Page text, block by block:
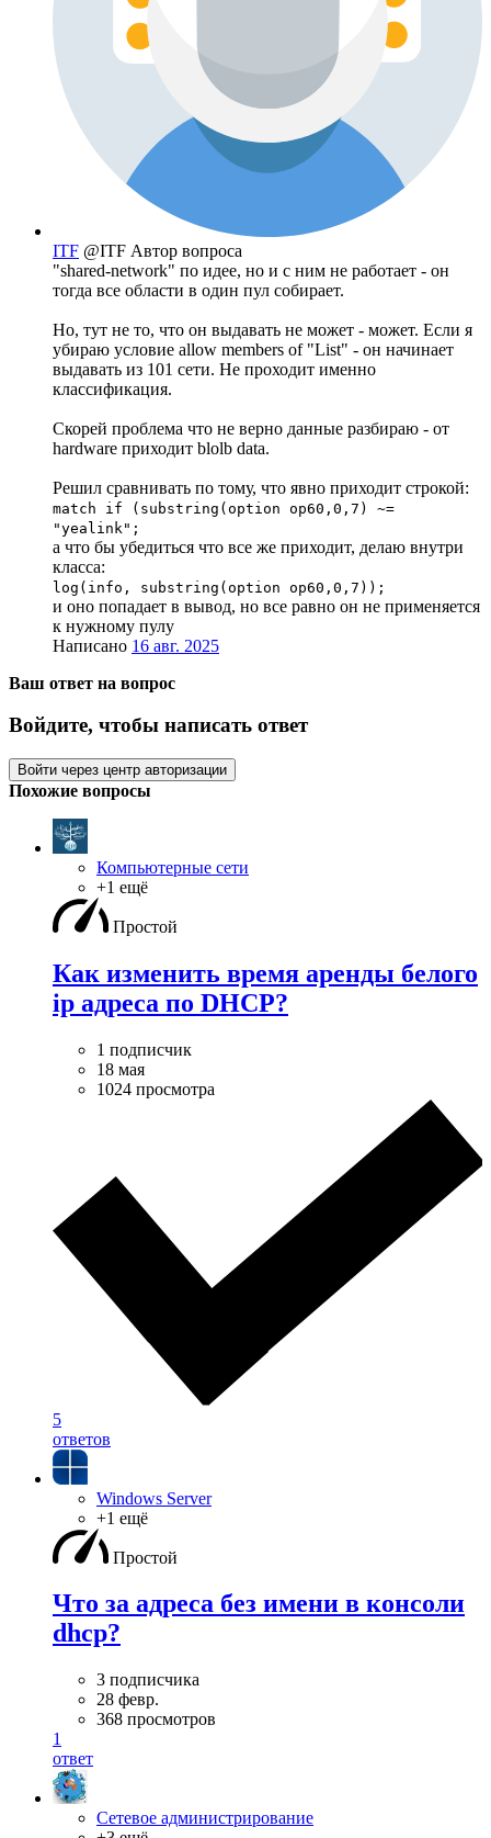
ITF @ITF Автор вопроса
"shared-network" по идее, но и с ним не работает - он
тогда все области в один пул собирает.
Но, тут не то, что он выдавать не может - может. Если я
убираю условие allow members of "List" - он начинает
выдавать из 101 сети. Не проходит именно
классификация.
Скорей проблема что не верно данные разбираю - от
hardware приходит blolb data.
Решил сравнивать по тому, что явно приходит строкой:
match if (substring(option op60,0,7) ~=
"yealink";
а что бы убедиться что все же приходит, делаю внутри
класса:
log(info, substring(option op60,0,7));
и оно попадает в вывод, но все равно он не применяется
к нужному пулу
Написано 16 авг. 2025
Ваш ответ на вопрос
Войдите, чтобы написать ответ
Войти через центр авторизации
Похожие вопросы
Компьютерные сети
+1 ещё
Простой
Как изменить время аренды белого
ip адреса по DHCP?
1 подписчик
18 мая
1024 просмотра
5
ответов
Windows Server
+1 ещё
Простой
Что за адреса без имени в консоли
dhcp?
3 подписчика
28 февр.
368 просмотров
1
ответ
Сетевое администрирование